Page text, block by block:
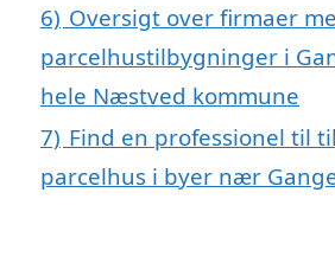
6) Oversigt over firmaer
parcelhustilbygninger i
hele Næstved kommune
7) Find en professionel til
parcelhus i byer nær